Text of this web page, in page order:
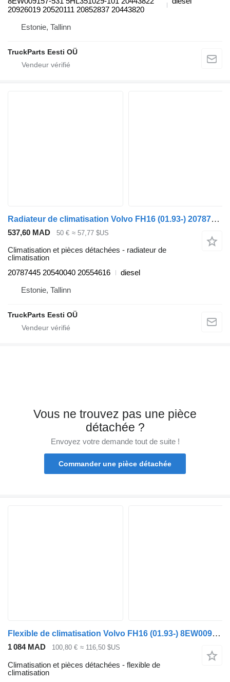
20926019 20520111 20852837 20443820
Estonie, Tallinn
TruckParts Eesti OÜ
Radiateur de climatisation Volvo FH16 (01.93-) 20787445 pour tracteur routier Volvo FH12, FH16, NH12, FH, VNL780 (1993-2014)
537,60 MAD 50 € ≈ 57,77 $US
Climatisation et pièces détachées - radiateur de
climatisation
20787445 20540040 20554616
diesel
Estonie, Tallinn
TruckParts Eesti OÜ
Vous ne trouvez pas une pièce
détachée ?
Envoyez votre demande tout de suite !
Commander une pièce détachée
Flexible de climatisation Volvo FH16 (01.93-) 8EW009157-531 pour tracteur routier Volvo FH12, FH16, NH12, FH, VNL780 (1993-2014)
1 084 MAD 100,80 € ≈ 116,50 $US
Climatisation et pièces détachées - flexible de
climatisation